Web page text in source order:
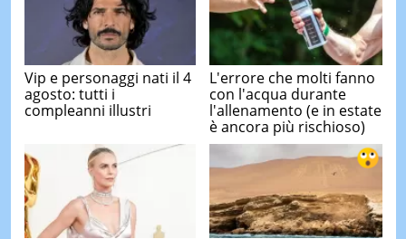
Vip e personaggi nati il 4
agosto: tutti i
compleanni illustri
L'errore che molti fanno
con l'acqua durante
l'allenamento (e in estate
è ancora più rischioso)